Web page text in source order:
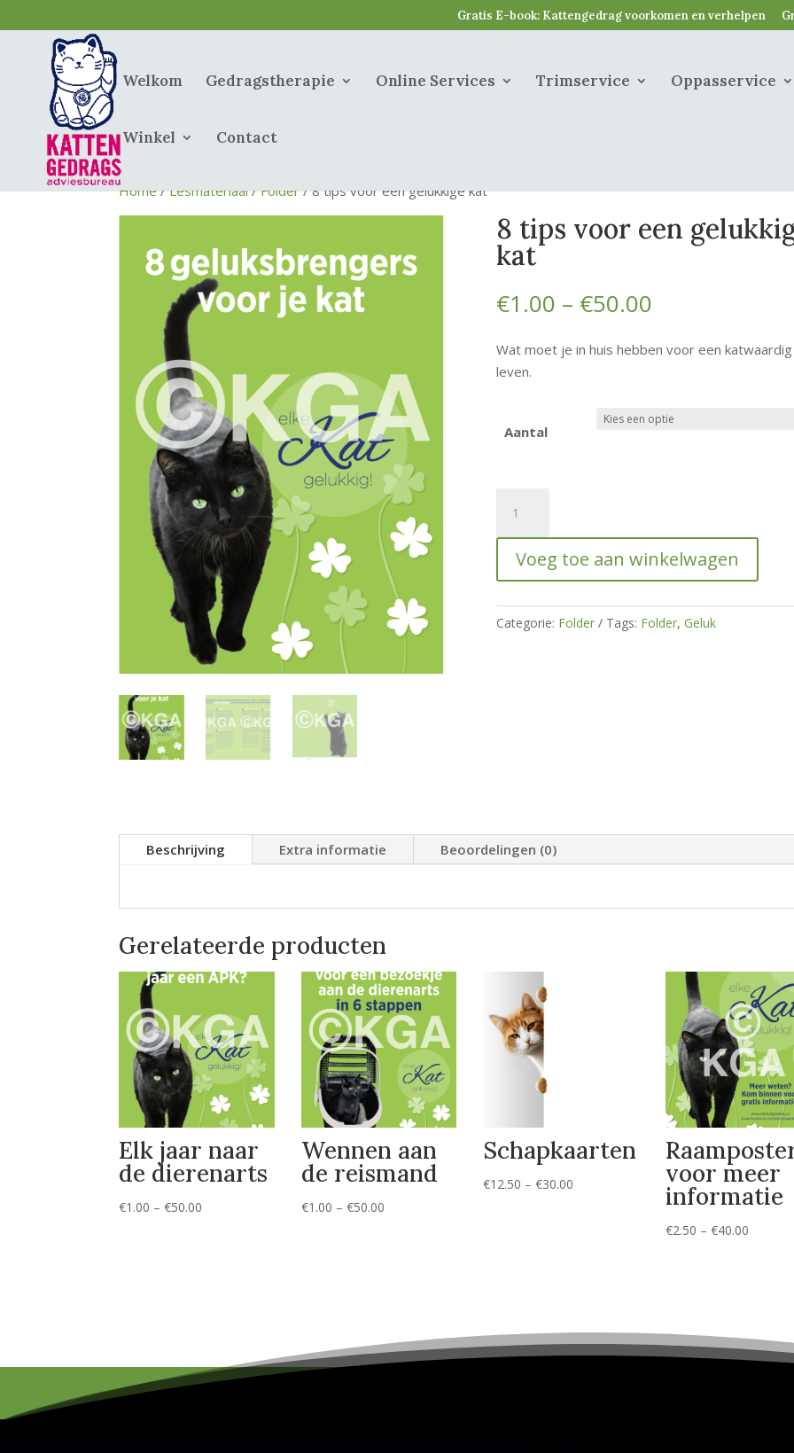
Gratis E-book: Kattengedrag voorkomen en verhelpen
Welkom Gedragstherapie Online Services Trimservice Oppasservice
Winkel Contact
Home/Lesmateriaal/Folder/ 8 tips voor een gelukkige kat
8 tips voor een
kat
€1.00 – €50.00Prijsklasse:
tot
Wat moet je in huis hebben voor een katwaardig
leven.
Aantal
tips
voor
een
gelukkige
kat
hoeveelheid
Voeg toe aan winkelwagen
Categorie: Folder Tags: Folder, Geluk
Beschrijving Extra informatie Beoordelingen (0)
Gerelateerde producten
Elk jaar naar
de dierenarts
€1.00 – €50.00
Wennen aan
de reismand
€1.00 – €50.00Prijsklasse:
Schapkaarten
€12.50 – €30.00 voor meer
informatie
€2.50 – €40.00